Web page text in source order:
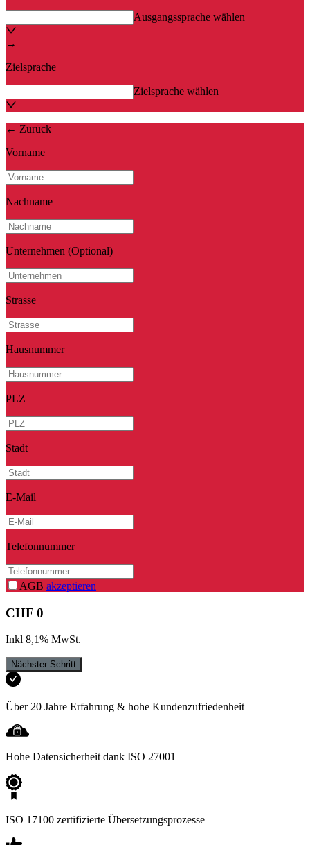
Ausgangssprache wählen
→
Zielsprache
Zielsprache wählen
← Zurück
Vorname
Nachname
Unternehmen (Optional)
Strasse
Hausnummer
PLZ
Stadt
E-Mail
Telefonnummer
AGB akzeptieren
CHF 0
Inkl 8,1% MwSt.
Nächster Schritt
Über 20 Jahre Erfahrung & hohe Kundenzufriedenheit
Hohe Datensicherheit dank ISO 27001
ISO 17100 zertifizierte Übersetzungsprozesse